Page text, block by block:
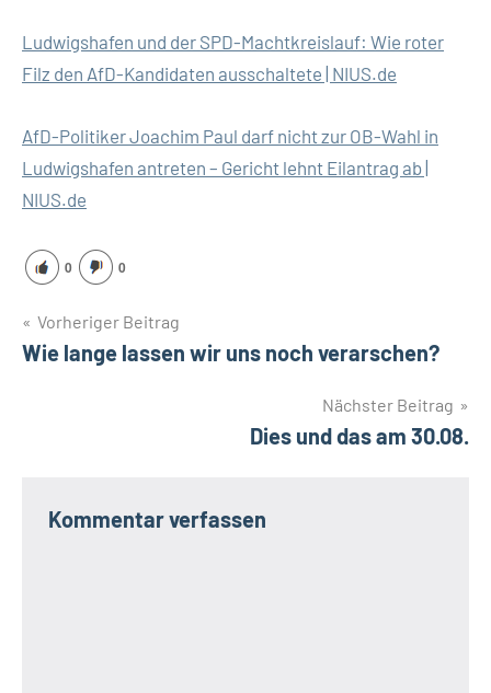
Ludwigshafen und der SPD-Machtkreislauf: Wie roter
Filz den AfD-Kandidaten ausschaltete | NIUS.de
AfD-Politiker Joachim Paul darf nicht zur OB-Wahl in
Ludwigshafen antreten – Gericht lehnt Eilantrag ab |
NIUS.de
0 0
Beitragsnavigation
Vorheriger Beitrag
Wie lange lassen wir uns noch verarschen?
Nächster Beitrag
Dies und das am 30.08.
Kommentar verfassen